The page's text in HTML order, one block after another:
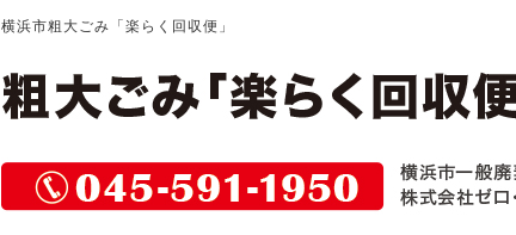
横浜市粗大ごみ「楽らく回収便」